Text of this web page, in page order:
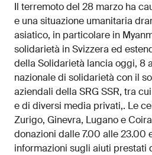
Il terremoto del 28 marzo ha
e una situazione umanitaria
asiatico, in particolare in
solidarietà in Svizzera ed
della Solidarietà lancia oggi, 8
nazionale di solidarietà con il
aziendali della SRG SSR, tra
e di diversi media privati,. Le
Zurigo, Ginevra, Lugano e
donazioni dalle 7.00 alle 23.00
informazioni sugli aiuti prestati